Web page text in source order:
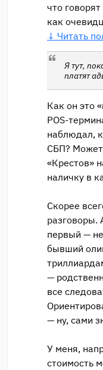
что
как
↓ Читать
Я тут,
платят
Как он это
POS-
наблюдал,
СБП?
«Крестов»
наличку в
Скорее
разговоры.
первый —
бывший
—
все
— ну, сами
У меня,
стоимость